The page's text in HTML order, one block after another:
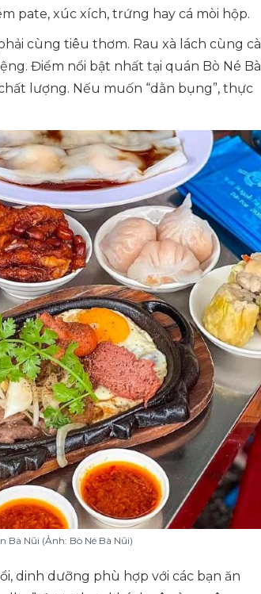
pate, xúc xích, trứng hay cá mòi hộp.
cùng tiêu thơm. Rau xà lách cùng cà
Điểm nổi bật nhất tại quán Bò Né Bà
lượng. Nếu muốn “dằn bụng”, thực
Nũi (Ảnh: Bò Né Bà Nũi)
dinh dưỡng phù hợp với các bạn ăn